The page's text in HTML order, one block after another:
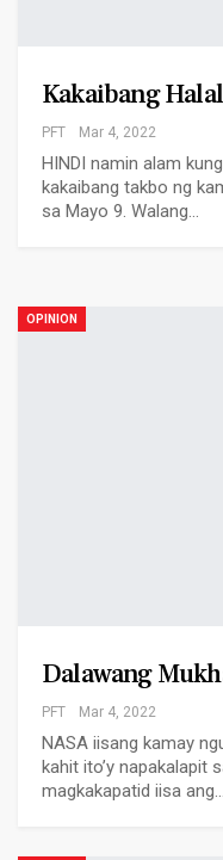
Kakaibang
PFT Mar 4, 2022
HINDI namin alam
kakaibang takbo ng
sa Mayo 9. Walang…
OPINION
Dalawang
PFT Mar 4, 2022
NASA iisang kamay
kahit ito’y napakalapit
magkakapatid iisa ang…